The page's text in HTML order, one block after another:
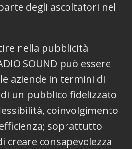
degli ascoltatori nel
nella pubblicità
SOUND può essere
aziende in termini di
un pubblico fidelizzato
coinvolgimento
soprattutto
creare consapevolezza